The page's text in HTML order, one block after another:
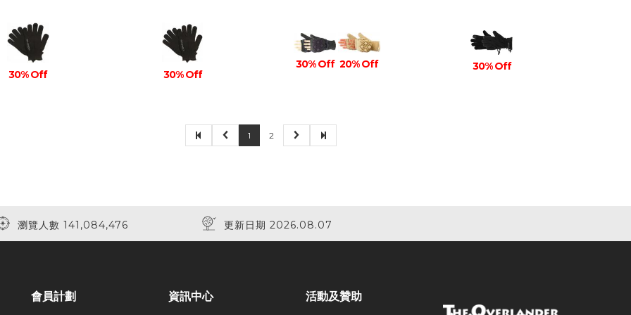
30% Off 30% Off
30% Off 20% Off 30% Off
1 2
瀏覽人數 141,084,476 更新日期 2026.08.07
會員計劃 資訊中心 活動及贊助